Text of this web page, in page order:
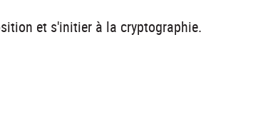
et s'initier à la cryptographie.